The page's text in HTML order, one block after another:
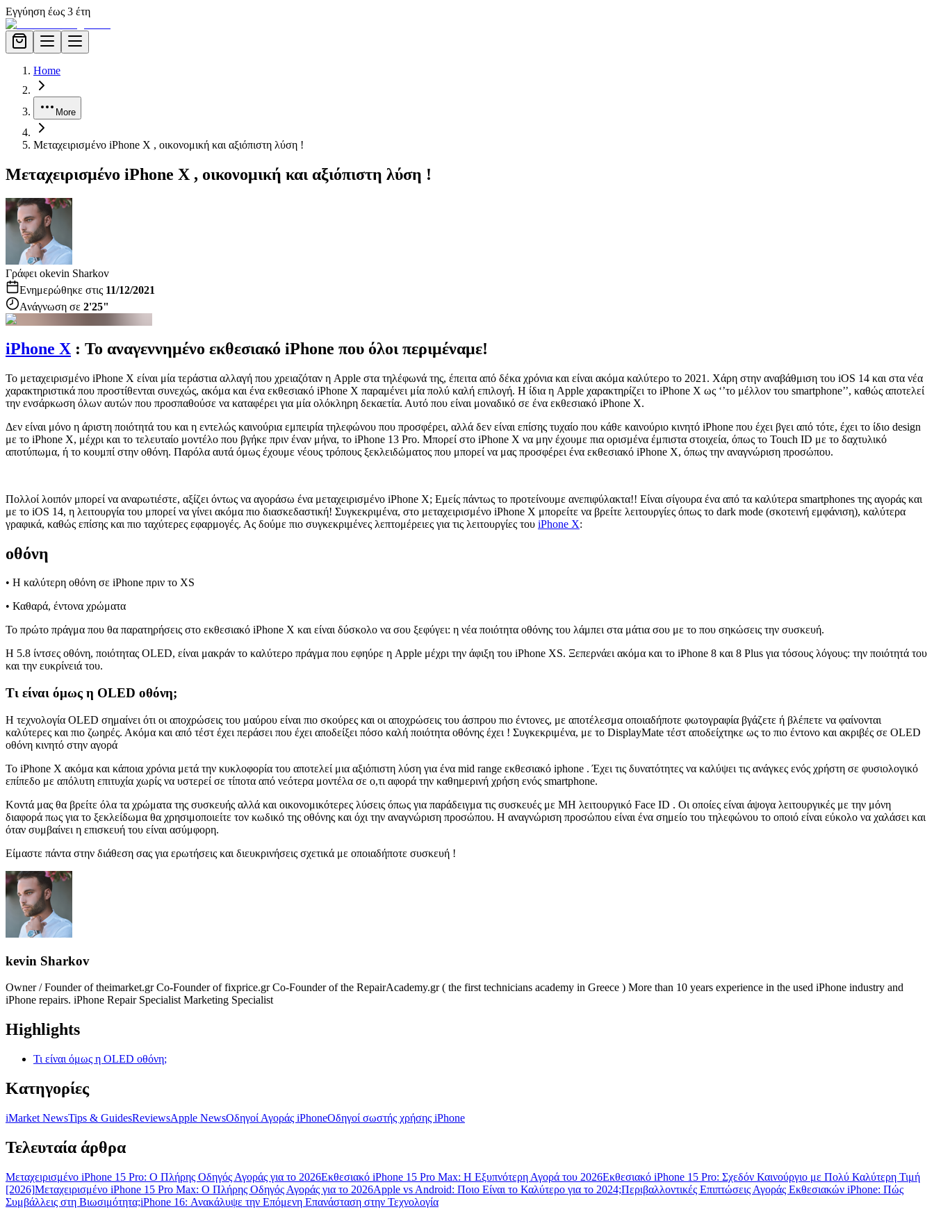
Εγγύηση έως 3 έτη
Home
More
Μεταχειρισμένο iPhone X , οικονομική και αξιόπιστη λύση !
Μεταχειρισμένο iPhone X , οικονομική και αξιόπιστη λύση !
Γράφει οkevin Sharkov
Ενημερώθηκε στις 11/12/2021
Ανάγνωση σε 2'25"
iPhone X : Το αναγεννημένο εκθεσιακό iPhone που όλοι περιμέναμε!
Το μεταχειρισμένο iPhone X είναι μία τεράστια αλλαγή που χρειαζόταν η Apple στα τηλέφωνά της, έπειτα από δέκα χρόνια και είναι ακόμα καλύτερο το 2021. Χάρη στην αναβάθμιση του iOS 14 και στα νέα
χαρακτηριστικά που προστίθενται συνεχώς, ακόμα και ένα εκθεσιακό iPhone X παραμένει μία πολύ καλή επιλογή. Η ίδια η Apple χαρακτηρίζει το iPhone X ως ‘’το μέλλον του smartphone’’, καθώς αποτελεί
την ενσάρκωση όλων αυτών που προσπαθούσε να καταφέρει για μία ολόκληρη δεκαετία. Αυτό που είναι μοναδικό σε ένα εκθεσιακό iPhone X.
Δεν είναι μόνο η άριστη ποιότητά του και η εντελώς καινούρια εμπειρία τηλεφώνου που προσφέρει, αλλά δεν είναι επίσης τυχαίο που κάθε καινούριο κινητό iPhone που έχει βγει από τότε, έχει το ίδιο design
με το iPhone X, μέχρι και το τελευταίο μοντέλο που βγήκε πριν έναν μήνα, το iPhone 13 Pro. Μπορεί στο iPhone X να μην έχουμε πια ορισμένα έμπιστα στοιχεία, όπως το Touch ID με το δαχτυλικό
αποτύπωμα, ή το κουμπί στην οθόνη. Παρόλα αυτά όμως έχουμε νέους τρόπους ξεκλειδώματος που μπορεί να μας προσφέρει ένα εκθεσιακό iPhone X, όπως την αναγνώριση προσώπου.
Πολλοί λοιπόν μπορεί να αναρωτιέστε, αξίζει όντως να αγοράσω ένα μεταχειρισμένο iPhone X; Εμείς πάντως το προτείνουμε ανεπιφύλακτα!! Είναι σίγουρα ένα από τα καλύτερα smartphones της αγοράς και
με το iOS 14, η λειτουργία του μπορεί να γίνει ακόμα πιο διασκεδαστική! Συγκεκριμένα, στο μεταχειρισμένο iPhone X μπορείτε να βρείτε λειτουργίες όπως το dark mode (σκοτεινή εμφάνιση), καλύτερα
γραφικά, καθώς επίσης και πιο ταχύτερες εφαρμογές. Ας δούμε πιο συγκεκριμένες λεπτομέρειες για τις λειτουργίες του iPhone X:
οθόνη
• Η καλύτερη οθόνη σε iPhone πριν το XS
• Καθαρά, έντονα χρώματα
Το πρώτο πράγμα που θα παρατηρήσεις στο εκθεσιακό iPhone Χ και είναι δύσκολο να σου ξεφύγει: η νέα ποιότητα οθόνης του λάμπει στα μάτια σου με το που σηκώσεις την συσκευή.
H 5.8 ίντσες οθόνη, ποιότητας OLED, είναι μακράν το καλύτερο πράγμα που εφηύρε η Apple μέχρι την άφιξη του iPhone XS. Ξεπερνάει ακόμα και το iPhone 8 και 8 Plus για τόσους λόγους: την ποιότητά του
και την ευκρίνειά του.
Τι είναι όμως η OLED οθόνη;
Η τεχνολογία OLED σημαίνει ότι οι αποχρώσεις του μαύρου είναι πιο σκούρες και οι αποχρώσεις του άσπρου πιο έντονες, με αποτέλεσμα οποιαδήποτε φωτογραφία βγάζετε ή βλέπετε να φαίνονται
καλύτερες και πιο ζωηρές. Ακόμα και από τέστ έχει περάσει που έχει αποδείξει πόσο καλή ποιότητα οθόνης έχει ! Συγκεκριμένα, με το DisplayMate τέστ αποδείχτηκε ως το πιο έντονο και ακριβές σε OLED
οθόνη κινητό στην αγορά
Το iPhone X ακόμα και κάποια χρόνια μετά την κυκλοφορία του αποτελεί μια αξιόπιστη λύση για ένα mid range εκθεσιακό iphone .Έχει τις δυνατότητες να καλύψει τις ανάγκες ενός χρήστη σε φυσιολογικό
επίπεδο με απόλυτη επιτυχία χωρίς να υστερεί σε τίποτα από νεότερα μοντέλα σε ο,τι αφορά την καθημερινή χρήση ενός smartphone.
Κοντά μας θα βρείτε όλα τα χρώματα της συσκευής αλλά και οικονομικότερες λύσεις όπως για παράδειγμα τις συσκευές με ΜΗ λειτουργικό Face ID . Οι οποίες είναι άψογα λειτουργικές με την μόνη
διαφορά πως για το ξεκλείδωμα θα χρησιμοποιείτε τον κωδικό της οθόνης και όχι την αναγνώριση προσώπου. Η αναγνώριση προσώπου είναι ένα σημείο του τηλεφώνου το οποιό είναι εύκολο να χαλάσει και
όταν συμβαίνει η επισκευή του είναι ασύμφορη.
Είμαστε πάντα στην διάθεση σας για ερωτήσεις και διευκρινήσεις σχετικά με οποιαδήποτε συσκευή !
kevin Sharkov
Owner / Founder of theimarket.gr Co-Founder of fixprice.gr Co-Founder of the RepairAcademy.gr ( the first technicians academy in Greece ) More than 10 years experience in the used iPhone industry and
iPhone repairs. iPhone Repair Specialist Marketing Specialist
Highlights
Τι είναι όμως η OLED οθόνη;
Κατηγορίες
iMarket NewsTips & GuidesReviewsApple NewsΟδηγοί Αγοράς iPhoneOδηγοί σωστής χρήσης iPhone
Τελευταία άρθρα
Μεταχειρισμένο iPhone 15 Pro: Ο Πλήρης Οδηγός Αγοράς για το 2026Εκθεσιακό iPhone 15 Pro Max: Η Εξυπνότερη Αγορά του 2026Εκθεσιακό iPhone 15 Pro: Σχεδόν Καινούργιο με Πολύ Καλύτερη Τιμή
[2026]Μεταχειρισμένο iPhone 15 Pro Max: Ο Πλήρης Οδηγός Αγοράς για το 2026Apple vs Android: Ποιο Είναι το Καλύτερο για το 2024;Περιβαλλοντικές Επιπτώσεις Αγοράς Εκθεσιακών iPhone: Πώς
Συμβάλλεις στη Βιωσιμότητα;iPhone 16: Ανακάλυψε την Επόμενη Επανάσταση στην Τεχνολογία